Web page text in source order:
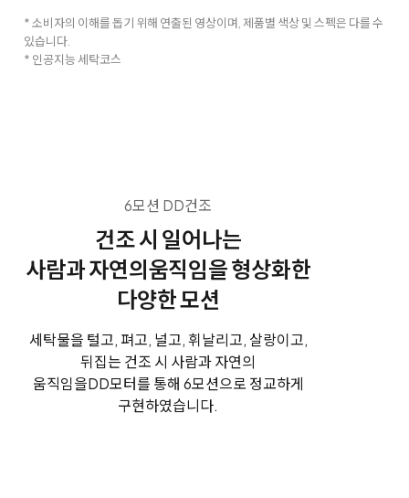
* 소비자의 이해를 돕기 위해 연출된 영상이며, 제품별 색상 및 스펙은 다를 수
있습니다.
* 인공지능 세탁코스
6모션 DD건조
건조 시 일어나는
사람과 자연의움직임을 형상화한
다양한 모션
세탁물을 털고, 펴고, 널고, 휘날리고, 살랑이고,
뒤집는 건조 시 사람과 자연의
움직임을DD모터를 통해 6모션으로 정교하게
구현하였습니다.